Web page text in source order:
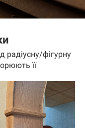
радіусну/фігурну
її